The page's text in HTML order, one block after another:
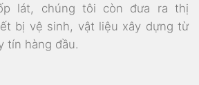
lát, chúng tôi còn đưa ra thị
bị vệ sinh, vật liệu xây dựng từ
tín hàng đầu.